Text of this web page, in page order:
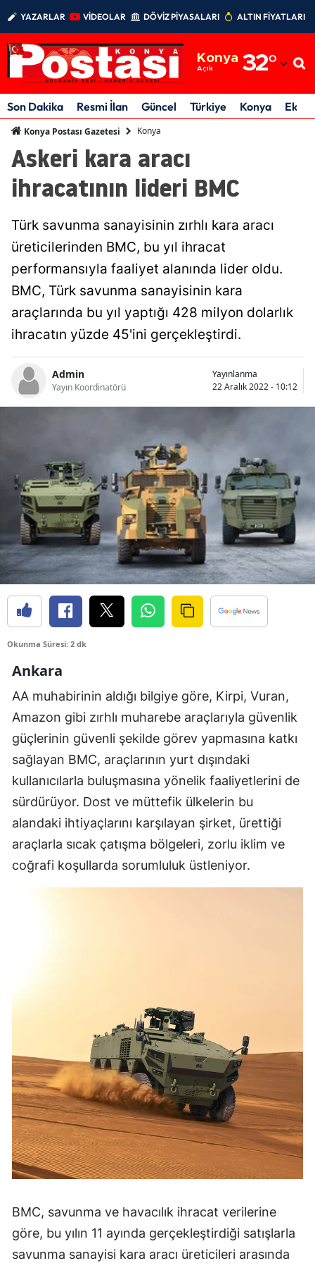
YAZARLAR VİDEOLAR DÖVİZ PİYASALARI ALTIN FİYATLARI
Konya
Açık 32°
Adıyaman
Afyonkarahisar
Ankara
Artvin
Aydın
Bilecik
Bingöl
Bitlis
Bursa
Çanakkale
Çankırı
Çorum
Diyarbakır
Erzincan
Erzurum
Eskişehir
Gaziantep
Giresun
Gümüşhane
Kars
Kastamonu
Kayseri
Kırklareli
Kırşehir
Konya
Kütahya
Son Dakika Resmi İlan Güncel Türkiye Konya
Konya Postası Gazetesi Konya
Askeri kara aracı
ihracatının lideri BMC
Türk savunma sanayisinin zırhlı kara aracı
üreticilerinden BMC, bu yıl ihracat
performansıyla faaliyet alanında lider oldu.
BMC, Türk savunma sanayisinin kara
araçlarında bu yıl yaptığı 428 milyon dolarlık
ihracatın yüzde 45'ini gerçekleştirdi.
Admin
Yayın Koordinatörü
Yayınlanma
22 Aralık 2022 - 10:12
Okunma Süresi: 2 dk
Ankara
AA muhabirinin aldığı bilgiye göre, Kirpi, Vuran,
Amazon gibi zırhlı muharebe araçlarıyla güvenlik
güçlerinin güvenli şekilde görev yapmasına katkı
sağlayan BMC, araçlarının yurt dışındaki
kullanıcılarla buluşmasına yönelik faaliyetlerini de
sürdürüyor. Dost ve müttefik ülkelerin bu
alandaki ihtiyaçlarını karşılayan şirket, ürettiği
araçlarla sıcak çatışma bölgeleri, zorlu iklim ve
coğrafi koşullarda sorumluluk üstleniyor.
BMC, savunma ve havacılık ihracat verilerine
göre, bu yılın 11 ayında gerçekleştirdiği satışlarla
savunma sanayisi kara aracı üreticileri arasında